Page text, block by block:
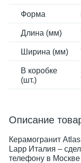
Форма
Длина (мм)
Ширина (мм)
В коробке
(шт.)
Описание
Керамогранит
Lapp Италия –
телефону в Москве